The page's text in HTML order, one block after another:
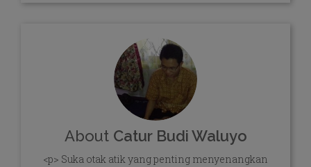
About Catur Budi Waluyo
<p> Suka otak atik yang penting menyenangkan